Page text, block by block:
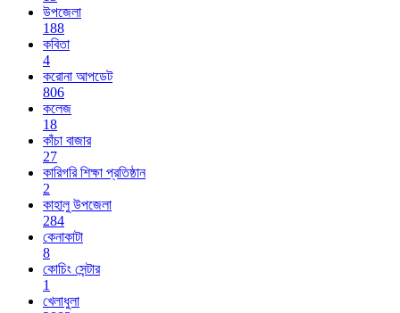
উপজেলা
188
কবিতা
4
করোনা আপডেট
806
কলেজ
18
কাঁচা বাজার
27
কারিগরি শিক্ষা প্রতিষ্ঠান
2
কাহালু উপজেলা
284
কেনাকাটা
8
কোচিং সেন্টার
1
খেলাধুলা